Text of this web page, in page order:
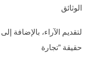
الوثائق
لتقديم الآراء، بالإضافة
حقيقة “تجارة